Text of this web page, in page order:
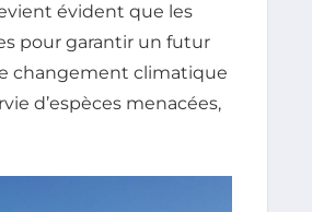
évident que les
pour garantir un futur
changement climatique
d’espèces menacées,